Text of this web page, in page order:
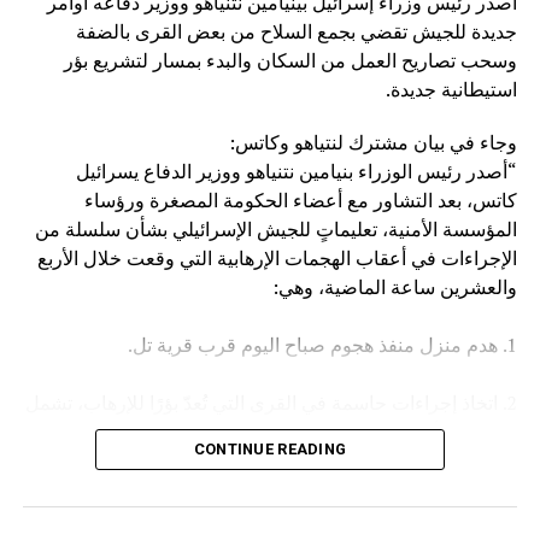
وكان مصدر مسؤول في الهيئة العامة للنقل السعودية قد صرح
الخميس، بأن سفينة (ENCELIA) التابعة لإحدى الشركات
السعودية، تعرضت لاستهداف أثناء إبحارها في البحر الأحمر، نتج
عنه حريق في مقدمتها.
وأكد المصدر أن جميع أفراد الطاقم بخير، مشيرا في السياق إلى
أن الجهات المعنية اتخذت كافة الإجراءات اللازمة لتأمين السفينة
وطاقمها وحماية البيئة البحرية.
جديدة للجيش تقضي بجمع السلاح من بعض القرى بالضفة
وسحب تصاريح العمل من السكان والبدء بمسار لتشريع بؤر
استيطانية جديدة.
وجاء في بيان مشترك لنتياهو وكاتس:
“أصدر رئيس الوزراء بنيامين نتنياهو ووزير الدفاع يسرائيل
كاتس، بعد التشاور مع أعضاء الحكومة المصغرة ورؤساء
المؤسسة الأمنية، تعليماتٍ للجيش الإسرائيلي بشأن سلسلة من
الإجراءات في أعقاب الهجمات الإرهابية التي وقعت خلال الأربع
والعشرين ساعة الماضية، وهي:
1. هدم منزل منفذ هجوم صباح اليوم قرب قرية تل.
مصادرة الأسلحة وإلغاء تصاريح العمل، وغير ذلك.
CONTINUE READING